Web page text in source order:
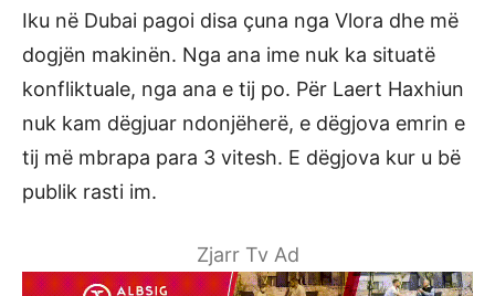
Iku në Dubai pagoi disa çuna nga Vlora dhe më
dogjën makinën. Nga ana ime nuk ka situatë
konfliktuale, nga ana e tij po. Për Laert Haxhiun
nuk kam dëgjuar ndonjëherë, e dëgjova emrin e
tij më mbrapa para 3 vitesh. E dëgjova kur u bë
publik rasti im.
Zjarr Tv Ad